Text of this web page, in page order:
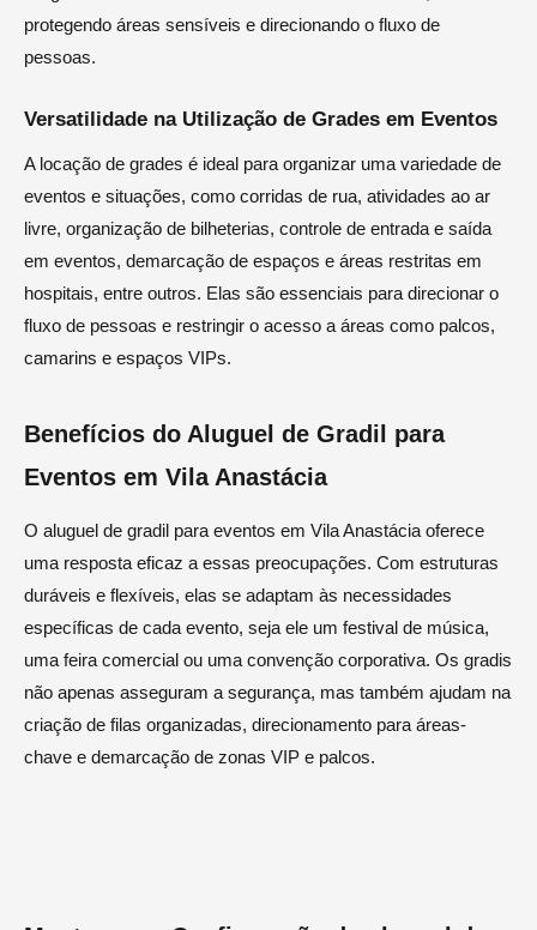
protegendo áreas sensíveis e direcionando o fluxo de
pessoas.
Versatilidade na Utilização de Grades em Eventos
A locação de grades é ideal para organizar uma variedade de
eventos e situações, como corridas de rua, atividades ao ar
livre, organização de bilheterias, controle de entrada e saída
em eventos, demarcação de espaços e áreas restritas em
hospitais, entre outros. Elas são essenciais para direcionar o
fluxo de pessoas e restringir o acesso a áreas como palcos,
camarins e espaços VIPs.
Benefícios do Aluguel de Gradil para
Eventos em Vila Anastácia
O aluguel de gradil para eventos em Vila Anastácia oferece
uma resposta eficaz a essas preocupações. Com estruturas
duráveis e flexíveis, elas se adaptam às necessidades
específicas de cada evento, seja ele um festival de música,
uma feira comercial ou uma convenção corporativa. Os gradis
não apenas asseguram a segurança, mas também ajudam na
criação de filas organizadas, direcionamento para áreas-
chave e demarcação de zonas VIP e palcos.